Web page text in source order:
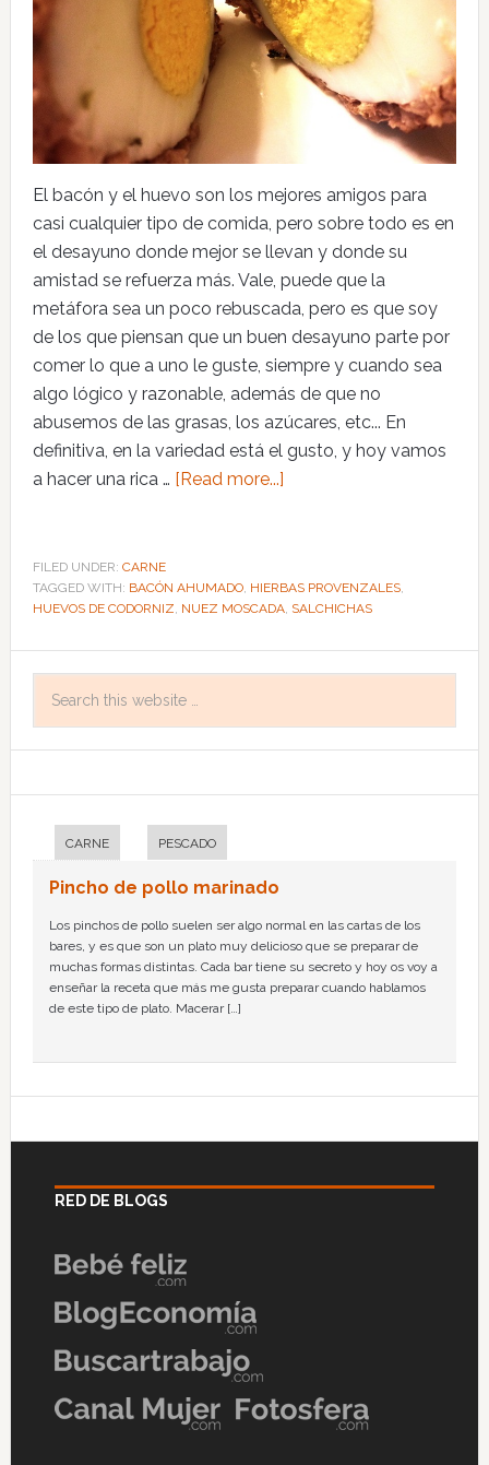
El bacón y el huevo son los mejores amigos para
casi cualquier tipo de comida, pero sobre todo es en
el desayuno donde mejor se llevan y donde su
amistad se refuerza más. Vale, puede que la
metáfora sea un poco rebuscada, pero es que soy
de los que piensan que un buen desayuno parte por
comer lo que a uno le guste, siempre y cuando sea
algo lógico y razonable, además de que no
abusemos de las grasas, los azúcares, etc... En
definitiva, en la variedad está el gusto, y hoy vamos
a hacer una rica … [Read more...]
FILED UNDER: CARNE
TAGGED WITH: BACÓN AHUMADO, HIERBAS PROVENZALES,
HUEVOS DE CODORNIZ, NUEZ MOSCADA, SALCHICHAS
CARNE PESCADO
Pincho de pollo marinado
Los pinchos de pollo suelen ser algo normal en las cartas de los
bares, y es que son un plato muy delicioso que se preparar de
muchas formas distintas. Cada bar tiene su secreto y hoy os voy a
enseñar la receta que más me gusta preparar cuando hablamos
de este tipo de plato. Macerar […]
RED DE BLOGS